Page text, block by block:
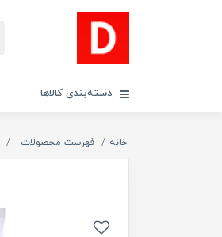
دسته‌بندی کالاها
خانه فهرست محصولات